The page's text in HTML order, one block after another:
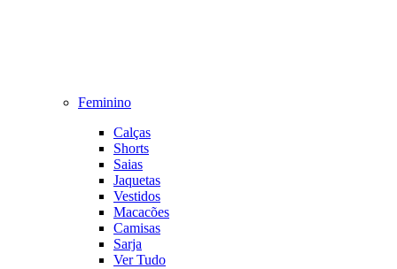
Feminino
Calças
Shorts
Saias
Jaquetas
Vestidos
Macacões
Camisas
Sarja
Ver Tudo